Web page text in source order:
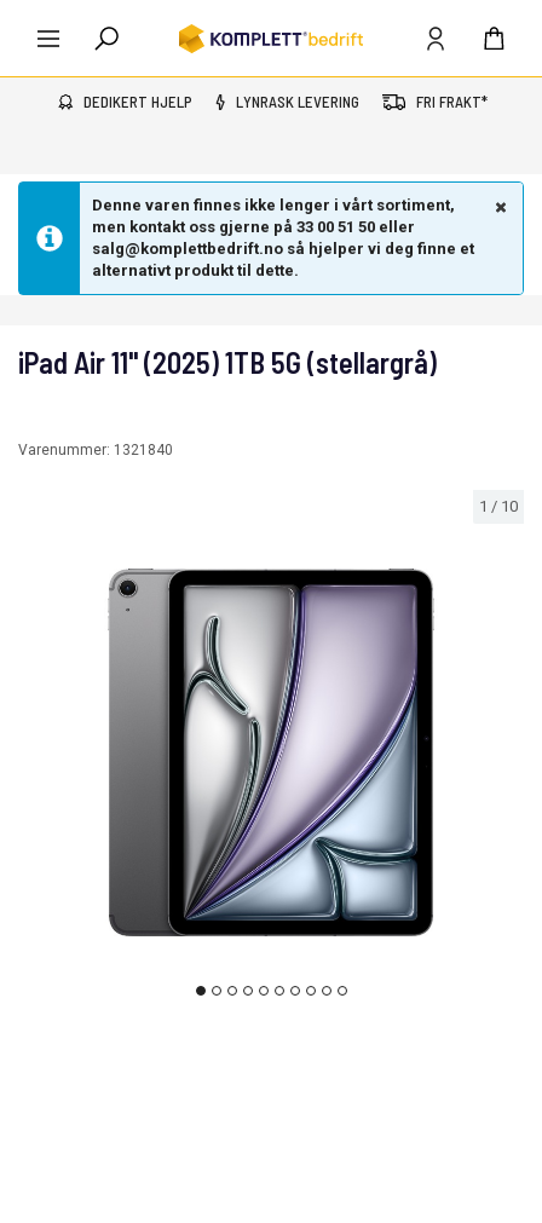
DEDIKERT HJELP LYNRASK LEVERING FRI FRAKT*
Denne varen finnes ikke lenger i vårt sortiment,
men kontakt oss gjerne på 33 00 51 50 eller
salg@komplettbedrift.no så hjelper vi deg finne et
alternativt produkt til dette.
1 / 10
iPad Air 11" (2025) 1TB 5G (stellargrå)
Varenummer: 1321840